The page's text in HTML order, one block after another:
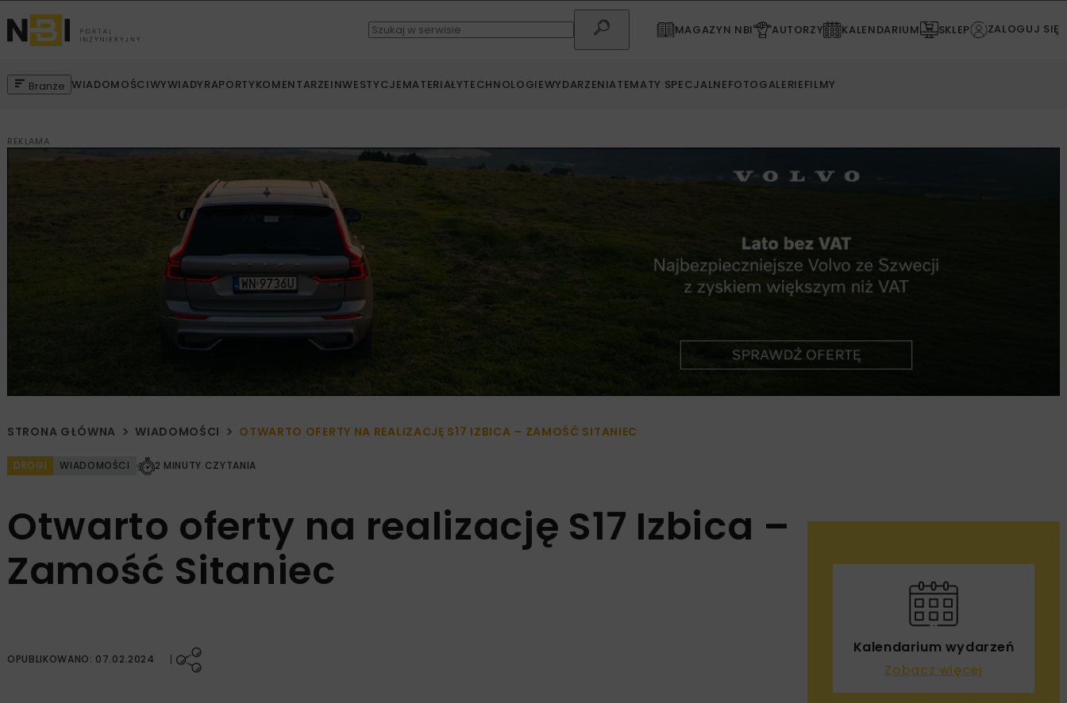
MAGAZYN NBI AUTORZY KALENDARIUM SKLEP ZALOGUJ SIĘ
Branże WIADOMOŚCIWYWIADYRAPORTYKOMENTARZEINWESTYCJEMATERIAŁYTECHNOLOGIEWYDARZENIATEMATY SPECJALNEFOTOGALERIEFILMY
REKLAMA
STRONA GŁÓWNA WIADOMOŚCI OTWARTO OFERTY NA REALIZACJĘ S17 IZBICA – ZAMOŚĆ SITANIEC
DROGI WIADOMOŚCI 2 MINUTY CZYTANIA
Otwarto oferty na realizację S17 Izbica –
Zamość Sitaniec
OPUBLIKOWANO: 07.02.2024
Kalendarium wydarzeń
Zobacz więcej